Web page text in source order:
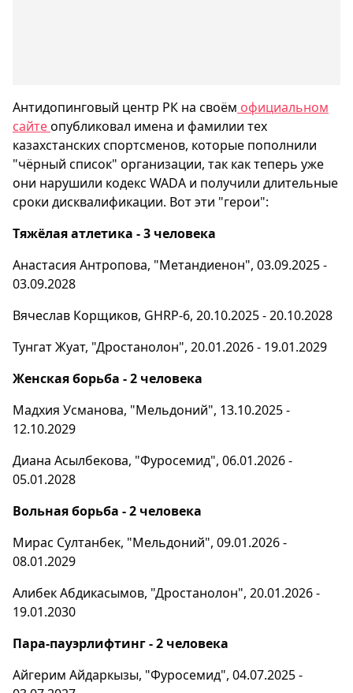
Антидопинговый центр РК на своём официальном
сайтеопубликовал имена и фамилии тех
казахстанских спортсменов, которые пополнили
"чёрный список" организации, так как теперь уже
они нарушили кодекс WADA и получили длительные
сроки дисквалификации. Вот эти "герои":
Тяжёлая атлетика - 3 человека
Анастасия Антропова, "Метандиенон", 03.09.2025 -
03.09.2028
Вячеслав Корщиков, GHRP-6, 20.10.2025 - 20.10.2028
Тунгат Жуат, "Дростанолон", 20.01.2026 - 19.01.2029
Женская борьба - 2 человека
Мадхия Усманова, "Мельдоний", 13.10.2025 -
12.10.2029
Диана Асылбекова, "Фуросемид", 06.01.2026 -
05.01.2028
Вольная борьба - 2 человека
Мирас Султанбек, "Мельдоний", 09.01.2026 -
08.01.2029
Алибек Абдикасымов, "Дростанолон", 20.01.2026 -
19.01.2030
Пара-пауэрлифтинг - 2 человека
Айгерим Айдаркызы, "Фуросемид", 04.07.2025 -